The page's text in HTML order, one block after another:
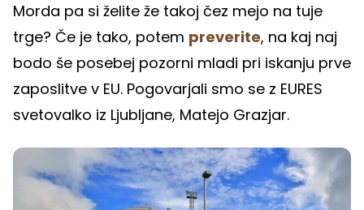
Morda pa si želite že takoj čez mejo na tuje
trge? Če je tako, potem preverite, na kaj naj
bodo še posebej pozorni mladi pri iskanju prve
zaposlitve v EU. Pogovarjali smo se z EURES
svetovalko iz Ljubljane, Matejo Grazjar.